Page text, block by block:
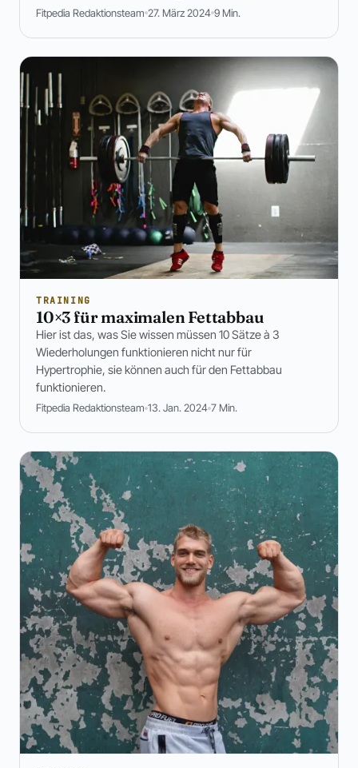
Fitpedia Redaktionsteam 27. März 2024 9 Min.
TRAINING
10×3 für maximalen Fettabbau
Hier ist das, was Sie wissen müssen 10 Sätze à 3
Wiederholungen funktionieren nicht nur für
Hypertrophie, sie können auch für den Fettabbau
funktionieren.
Fitpedia Redaktionsteam 13. Jan. 2024 7 Min.